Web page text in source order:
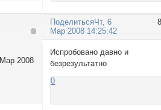
Поделиться 8
Чт, 6
Мар 2008 14:25:42
2008
Испробовано давно и
безрезультатно
0